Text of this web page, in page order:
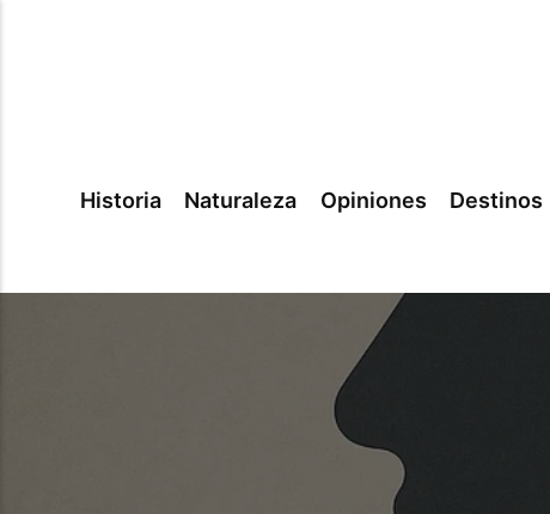
Historia Naturaleza Opiniones Destinos